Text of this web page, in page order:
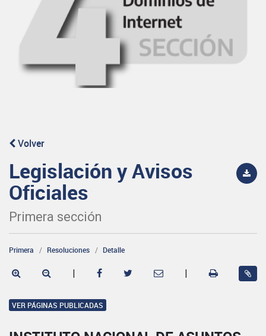
Volver
Legislación y Avisos
Oficiales
Primera sección
Primera Resoluciones Detalle
| |
VER PÁGINAS PUBLICADAS